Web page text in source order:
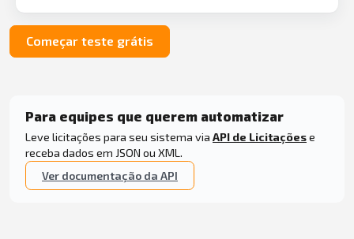
Começar teste grátis
Para equipes que querem automatizar
Leve licitações para seu sistema via API de Licitaçõese
receba dados em JSON ou XML.
Ver documentação da API